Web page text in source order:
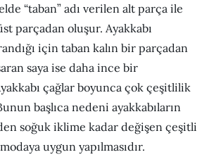
“taban” adı verilen alt parça ile
parçadan oluşur. Ayakkabı
için taban kalın bir parçadan
saya ise daha ince bir
çağlar boyunca çok çeşitlilik
başlıca nedeni ayakkabıların
soğuk iklime kadar değişen çeşitli
uygun yapılmasıdır.